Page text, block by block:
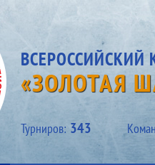
«ЗОЛОТАЯ
Турниров: 343